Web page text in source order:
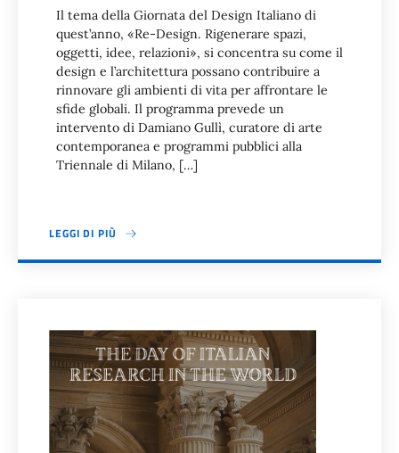
Il tema della Giornata del Design Italiano di
quest’anno, «Re-Design. Rigenerare spazi,
oggetti, idee, relazioni», si concentra su come il
design e l’architettura possano contribuire a
rinnovare gli ambienti di vita per affrontare le
sfide globali. Il programma prevede un
intervento di Damiano Gullì, curatore di arte
contemporanea e programmi pubblici alla
Triennale di Milano, […]
LEGGI DI PIÙ